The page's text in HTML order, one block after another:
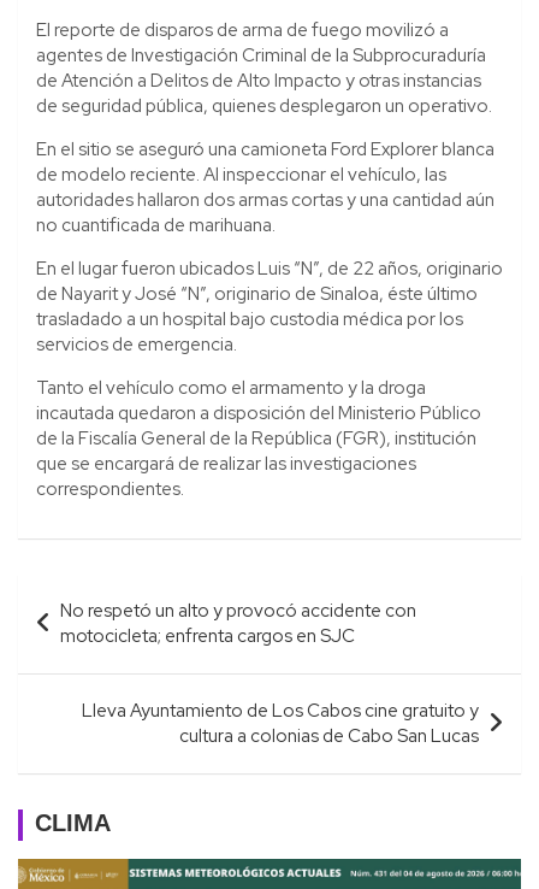
El reporte de disparos de arma de fuego movilizó a
agentes de Investigación Criminal de la Subprocuraduría
de Atención a Delitos de Alto Impacto y otras instancias
de seguridad pública, quienes desplegaron un operativo.
En el sitio se aseguró una camioneta Ford Explorer blanca
de modelo reciente. Al inspeccionar el vehículo, las
autoridades hallaron dos armas cortas y una cantidad aún
no cuantificada de marihuana.
En el lugar fueron ubicados Luis “N”, de 22 años, originario
de Nayarit y José “N”, originario de Sinaloa, éste último
trasladado a un hospital bajo custodia médica por los
servicios de emergencia.
Tanto el vehículo como el armamento y la droga
incautada quedaron a disposición del Ministerio Público
de la Fiscalía General de la República (FGR), institución
que se encargará de realizar las investigaciones
correspondientes.
Navegación
de
entradas
No respetó un alto y provocó accidente con
motocicleta; enfrenta cargos en SJC
Lleva Ayuntamiento de Los Cabos cine gratuito y
cultura a colonias de Cabo San Lucas
CLIMA